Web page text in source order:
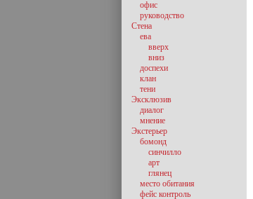
офис
руководство
Стена
ева
вверх
вниз
доспехи
клан
тени
Эксклюзив
диалог
мнение
Экстерьер
бомонд
синчилло
арт
глянец
место обитания
фейс контроль